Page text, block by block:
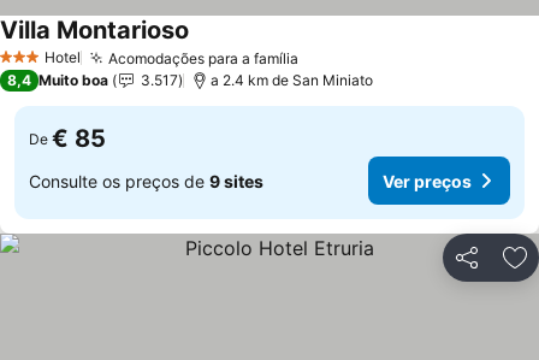
3 EstrelasHotel Acomodações para a família
Villa Montarioso
8,4 Muito boa 3.517 a 2.4 km de San Miniato
De € 85
Consulte os preços de 9 sites Ver preços
Partilhar